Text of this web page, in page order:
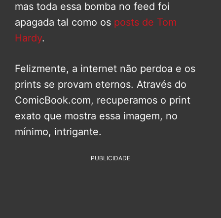
mas toda essa bomba no feed foi
apagada tal como os posts de Tom
Hardy.
Felizmente, a internet não perdoa e os
prints se provam eternos. Através do
ComicBook.com, recuperamos o print
exato que mostra essa imagem, no
mínimo, intrigante.
PUBLICIDADE